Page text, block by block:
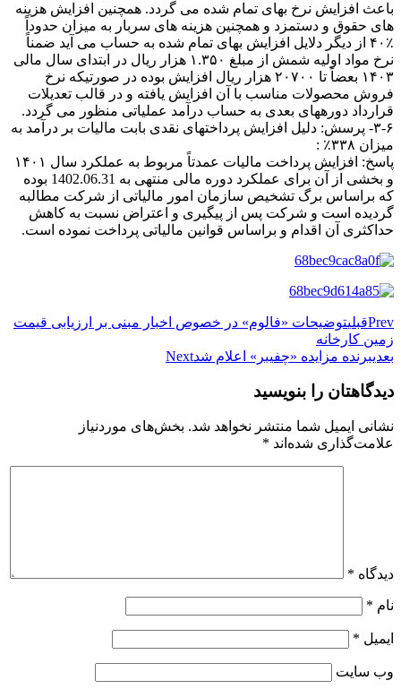
باعث افزایش نرخ بهای تمام شده می گردد. همچنین افزایش هزینه
های حقوق و دستمزد و همچنین هزینه های سربار به میزان حدوداً
٪۴۰ از دیگر دلایل افزایش بهای تمام شده به حساب می آید ضمناً
نرخ مواد اولیه شمش از مبلغ ۱.۳۵۰ هزار ریال در ابتدای سال مالی
۱۴۰۳ بعضاً تا ۲۰۷۰۰ هزار ریال افزایش بوده در صورتیکه نرخ
فروش محصولات مناسب با آن افزایش یافته و در قالب تعدیلات
قرارداد دورههای بعدی به حساب درآمد عملیاتی منظور می گردد.
۳-۶- پرسش: دلیل افزایش پرداختهای نقدی بابت مالیات بر درآمد به
میزان ۳۳۸٪ :
پاسخ: افزایش پرداخت مالیات عمدتاً مربوط به عملکرد سال ۱۴۰۱
و بخشی از آن برای عملکرد دوره مالی منتهی به 1402.06.31 بوده
که براساس برگ تشخیص سازمان امور مالیاتی از شرکت مطالبه
گردیده است و شرکت پس از پیگیری و اعتراض نسبت به کاهش
حداکثری آن اقدام و براساس قوانین مالیاتی پرداخت نموده است.
Prevقبلیتوضیحات «فالوم» در خصوص اخبار مبنی بر ارزیابی قیمت
زمین کارخانه
بعدیبرنده مزایده «چفیبر» اعلام شدNext
دیدگاهتان را بنویسید
نشانی ایمیل شما منتشر نخواهد شد. بخش‌های موردنیاز
علامت‌گذاری شده‌اند *
دیدگاه *
نام *
ایمیل *
وب‌ سایت